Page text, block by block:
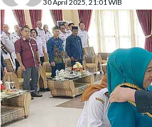
30 April 2025, 21:01 WIB